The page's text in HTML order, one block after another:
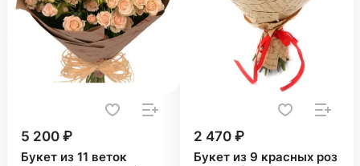
5 200 ₽
Букет из 11 веток
2 470 ₽
Букет из 9 красных роз